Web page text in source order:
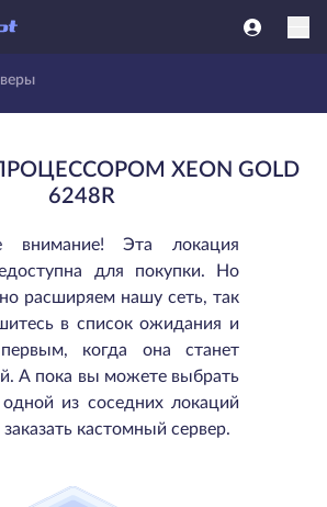
XEON GOLD
6248R
внимание! Эта локация
для покупки. Но
расширяем нашу сеть, так
в список ожидания и
когда она станет
А пока вы можете выбрать
из соседних локаций
кастомный сервер.